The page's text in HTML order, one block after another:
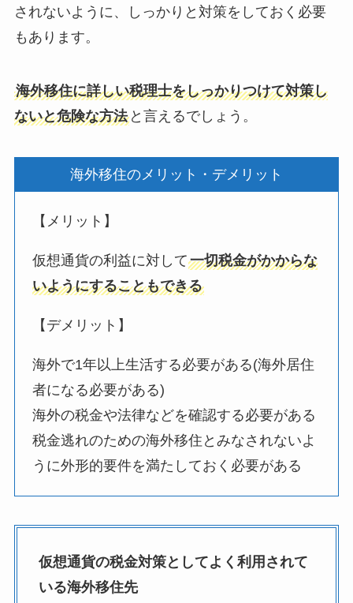
されないように、しっかりと対策をしておく必要
もあります。
海外移住に詳しい税理士をしっかりつけて対策し
ないと危険な方法と言えるでしょう。
海外移住のメリット・デメリット
【メリット】
仮想通貨の利益に対して一切税金がかからな
いようにすることもできる
【デメリット】
海外で1年以上生活する必要がある(海外居住
者になる必要がある)
海外の税金や法律などを確認する必要がある
税金逃れのための海外移住とみなされないよ
うに外形的要件を満たしておく必要がある
仮想通貨の税金対策としてよく利用されて
いる海外移住先